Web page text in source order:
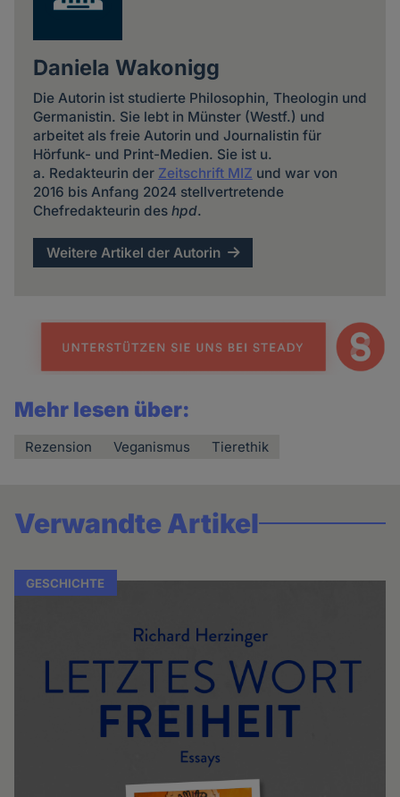
Daniela Wakonigg
Die Autorin ist studierte Philosophin, Theologin und
Germanistin. Sie lebt in Münster (Westf.) und
arbeitet als freie Autorin und Journalistin für
Hörfunk- und Print-Medien. Sie ist u.
a. Redakteurin der Zeitschrift MIZ und war von
2016 bis Anfang 2024 stellvertretende
Chefredakteurin des hpd.
Weitere Artikel der Autorin
Mehr lesen über:
Rezension Veganismus Tierethik
Verwandte Artikel
GESCHICHTE